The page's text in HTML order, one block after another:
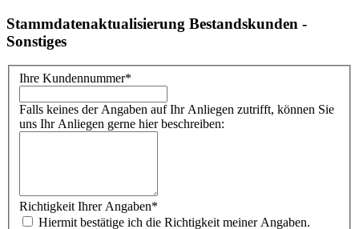
Stammdatenaktualisierung Bestandskunden -
Sonstiges
Ihre Kundennummer*
Falls keines der Angaben auf Ihr Anliegen zutrifft, können Sie
uns Ihr Anliegen gerne hier beschreiben:
Richtigkeit Ihrer Angaben*